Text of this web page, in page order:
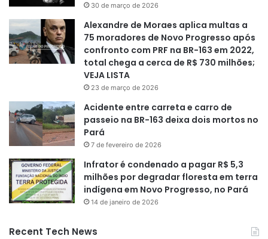
30 de março de 2026
Alexandre de Moraes aplica multas a
75 moradores de Novo Progresso após
confronto com PRF na BR-163 em 2022,
total chega a cerca de R$ 730 milhões;
VEJA LISTA
23 de março de 2026
Acidente entre carreta e carro de
passeio na BR-163 deixa dois mortos no
Pará
7 de fevereiro de 2026
Infrator é condenado a pagar R$ 5,3
milhões por degradar floresta em terra
indígena em Novo Progresso, no Pará
14 de janeiro de 2026
Recent Tech News